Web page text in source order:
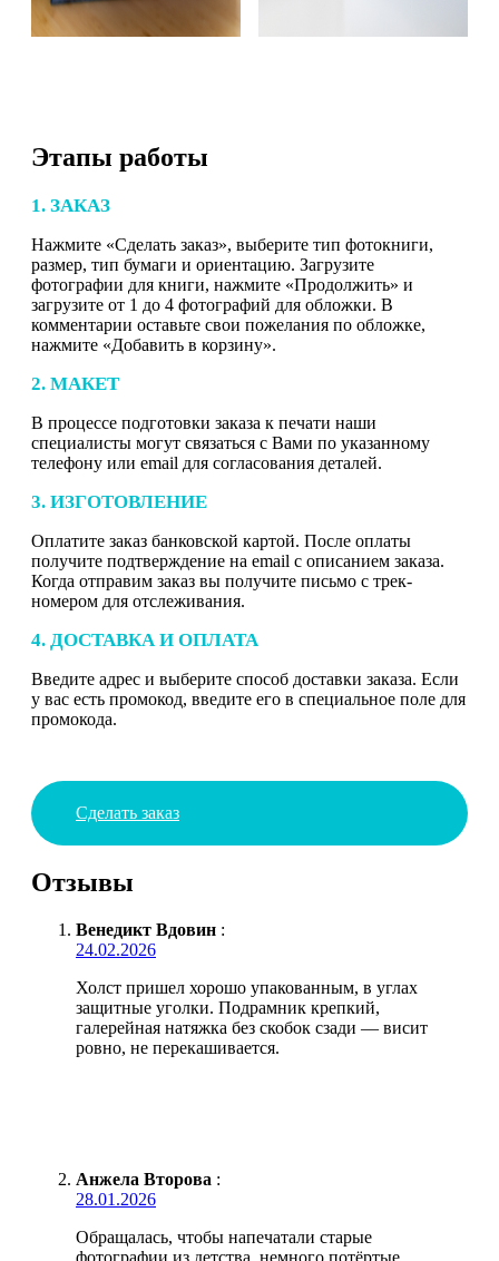
Этапы работы
1. ЗАКАЗ
Нажмите «Сделать заказ», выберите тип фотокниги,
размер, тип бумаги и ориентацию. Загрузите
фотографии для книги, нажмите «Продолжить» и
загрузите от 1 до 4 фотографий для обложки. В
комментарии оставьте свои пожелания по обложке,
нажмите «Добавить в корзину».
2. МАКЕТ
В процессе подготовки заказа к печати наши
специалисты могут связаться с Вами по указанному
телефону или email для согласования деталей.
3. ИЗГОТОВЛЕНИЕ
Оплатите заказ банковской картой. После оплаты
получите подтверждение на email с описанием заказа.
Когда отправим заказ вы получите письмо с трек-
номером для отслеживания.
4. ДОСТАВКА И ОПЛАТА
Введите адрес и выберите способ доставки заказа. Если
у вас есть промокод, введите его в специальное поле для
промокода.
Сделать заказ
Отзывы
Венедикт Вдовин :
24.02.2026
Холст пришел хорошо упакованным, в углах
защитные уголки. Подрамник крепкий,
галерейная натяжка без скобок сзади — висит
ровно, не перекашивается.
Анжела Второва :
28.01.2026
Обращалась, чтобы напечатали старые
фотографии из детства, немного потёртые.